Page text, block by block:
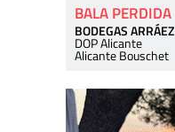
BALA PERDIDA
BODEGAS ARRÁEZ
DOP Alicante
Alicante Bouschet